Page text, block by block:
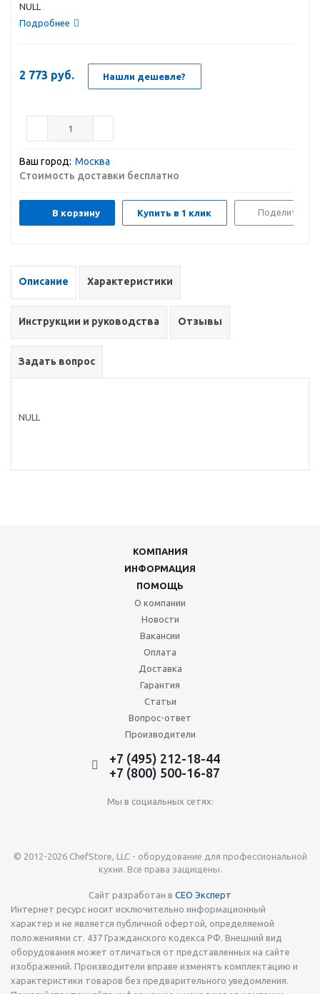
NULL
Подробнее
2 773 руб. Нашли дешевле?
Ваш город: Москва
Стоимость доставки бесплатно
В корзину Купить в 1 клик Поделиться
Описание Характеристики
Инструкции и руководства Отзывы
Задать вопрос
NULL
КОМПАНИЯ
ИНФОРМАЦИЯ
ПОМОЩЬ
О компании
Новости
Вакансии
Оплата
Доставка
Гарантия
Статьи
Вопрос-ответ
Производители
+7 (495) 212-18-44
+7 (800) 500-16-87
Мы в социальных сетях:
© 2012-2026 ChefStore, LLC - оборудование для профессиональной
кухни. Все права защищены.
Сайт разработан в СЕО Эксперт
Интернет ресурс носит исключительно информационный
характер и не является публичной офертой, определяемой
положениями ст. 437 Гражданского кодекса РФ. Внешний вид
оборудования может отличаться от представленных на сайте
изображений. Производители вправе изменять комплектацию и
характеристики товаров без предварительного уведомления.